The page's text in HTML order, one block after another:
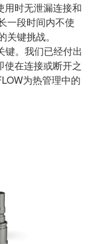
用时无泄漏连接和
一段时间内不使
键挑战。
键。我们已经付出
使在连接或断开之
为热管理中的